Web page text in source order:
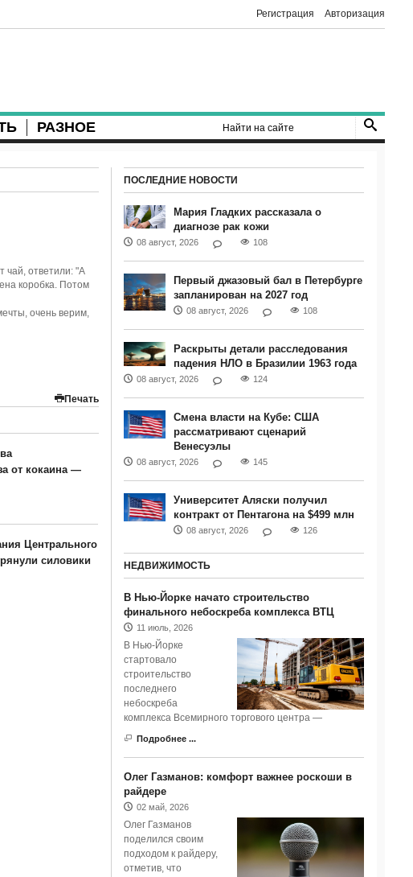
Регистрация Авторизация
РАЗНОЕ
чай, ответили: "А
коробка. Потом
очень верим,
Печать
от кокаина —
Центрального
силовики
ПОСЛЕДНИЕ НОВОСТИ
Мария Гладких рассказала о
диагнозе рак кожи
08 август, 2026 108
Первый джазовый бал в Петербурге
запланирован на 2027 год
08 август, 2026 108
Раскрыты детали расследования
падения НЛО в Бразилии 1963 года
08 август, 2026 124
Смена власти на Кубе: США
рассматривают сценарий
Венесуэлы
08 август, 2026 145
Университет Аляски получил
контракт от Пентагона на $499 млн
08 август, 2026 126
НЕДВИЖИМОСТЬ
В Нью-Йорке начато строительство
финального небоскреба комплекса ВТЦ
11 июль, 2026
В Нью-Йорке
стартовало
строительство
последнего
небоскреба
комплекса Всемирного торгового центра —
Подробнее ...
Олег Газманов: комфорт важнее роскоши в
райдере
02 май, 2026
Олег Газманов
поделился своим
подходом к райдеру,
отметив, что